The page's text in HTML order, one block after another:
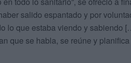
salido espantado y por
lo que estaba viendo y sabiendo
que se habla, se reúne y